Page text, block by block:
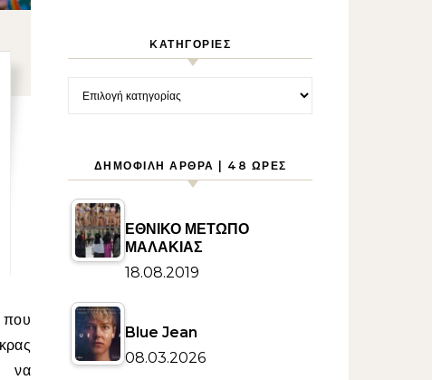
να
KΑΤΗΓΟΡΊΕΣ
Kατηγορίες
ΔΗΜΟΦΙΛΉ ΆΡΘΡΑ | 48 ΏΡΕΣ
ΕΘΝΙΚΟ ΜΕΤΩΠΟ
ΜΑΛΑΚΙΑΣ
18.08.2019
Blue Jean
08.03.2026